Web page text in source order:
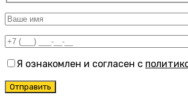
Я ознакомлен и согласен с